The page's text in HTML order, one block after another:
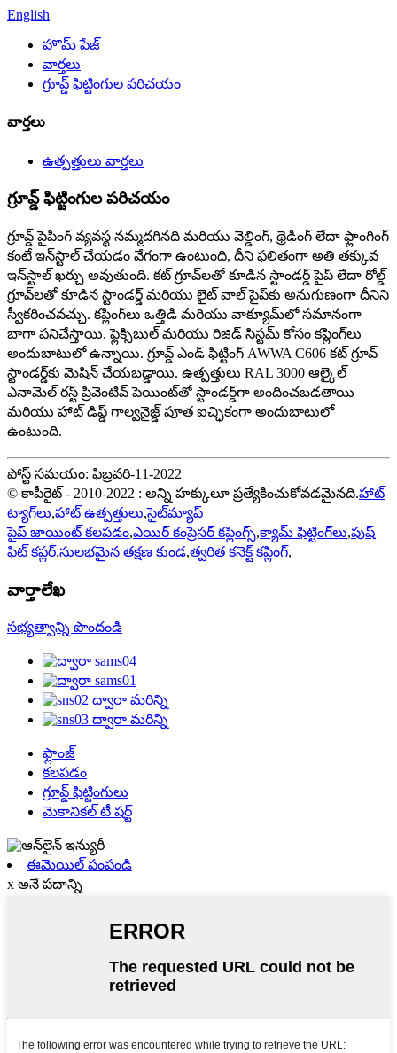
English
హొమ్ పేజ్
వార్తలు
గ్రూవ్డ్ ఫిట్టింగుల పరిచయం
వార్తలు
ఉత్పత్తులు వార్తలు
గ్రూవ్డ్ ఫిట్టింగుల పరిచయం
గ్రూవ్డ్ పైపింగ్ వ్యవస్థ నమ్మదగినది మరియు వెల్డింగ్, థ్రెడింగ్ లేదా ఫ్లాంగింగ్
కంటే ఇన్‌స్టాల్ చేయడం వేగంగా ఉంటుంది, దీని ఫలితంగా అతి తక్కువ
ఇన్‌స్టాల్ ఖర్చు అవుతుంది. కట్ గ్రూవ్‌లతో కూడిన స్టాండర్డ్ పైప్ లేదా రోల్డ్
గ్రూవ్‌లతో కూడిన స్టాండర్డ్ మరియు లైట్ వాల్ పైప్‌కు అనుగుణంగా దీనిని
స్వీకరించవచ్చు. కప్లింగ్‌లు ఒత్తిడి మరియు వాక్యూమ్‌లో సమానంగా
బాగా పనిచేస్తాయి. ఫ్లెక్సిబుల్ మరియు రిజిడ్ సిస్టమ్ కోసం కప్లింగ్‌లు
అందుబాటులో ఉన్నాయి. గ్రూవ్డ్ ఎండ్ ఫిట్టింగ్ AWWA C606 కట్ గ్రూవ్
స్టాండర్డ్‌కు మెషిన్ చేయబడ్డాయి. ఉత్పత్తులు RAL 3000 ఆల్కైల్
ఎనామెల్ రస్ట్ ప్రివెంటివ్ పెయింట్‌తో స్టాండర్డ్‌గా అందించబడతాయి
మరియు హాట్ డిప్డ్ గాల్వనైజ్డ్ పూత ఐచ్ఛికంగా అందుబాటులో
ఉంటుంది.
పోస్ట్ సమయం: ఫిబ్రవరి-11-2022
© కాపీరైట్ - 2010-2022 : అన్ని హక్కులూ ప్రత్యేకించుకోవడమైనది.హాట్
ట్యాగ్‌లు,హాట్ ఉత్పత్తులు,సైట్‌మ్యాప్
పైప్ జాయింట్ కలపడం,ఎయిర్ కంప్రెసర్ కప్లింగ్స్,క్యామ్ ఫిట్టింగ్‌లు,పుష్
ఫిట్ కప్లర్,సులభమైన తక్షణ కుండ,త్వరిత కనెక్ట్ కప్లింగ్,
వార్తాలేఖ
సభ్యత్వాన్ని పొందండి
ఫ్లాంజ్
కలపడం
గ్రూవ్డ్ ఫిట్టింగులు
మెకానికల్ టీ షర్ట్
ఈమెయిల్ పంపండి
x అనే పదాన్ని